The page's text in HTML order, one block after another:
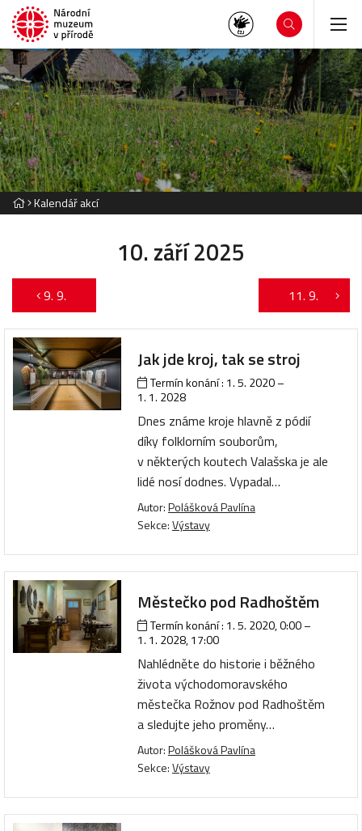
Kalendář akcí
10. září 2025
9. 9. 11. 9.
Jak jde kroj, tak se stroj
Termín konání : 1. 5. 2020–
1. 1. 2028
Dnes známe kroje hlavně z pódií
díky folklorním souborům,
v některých koutech Valašska je ale
lidé nosí dodnes. Vypadal…
Autor:Polášková Pavlína
Sekce:Výstavy
Městečko pod Radhoštěm
Termín konání : 1. 5. 2020, 0:00–
1. 1. 2028, 17:00
Nahlédněte do historie i běžného
života východomoravského
městečka Rožnov pod Radhoštěm
a sledujte jeho proměny…
Autor:Polášková Pavlína
Sekce:Výstavy